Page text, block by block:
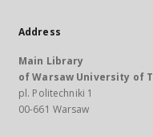
Address
Main Library
of Warsaw University of
pl. Politechniki 1
00-661 Warsaw